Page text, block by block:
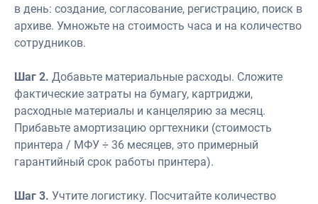
в день: создание, согласование, регистрацию, поиск в
архиве. Умножьте на стоимость часа и на количество
сотрудников.
Шаг 2. Добавьте материальные расходы. Сложите
фактические затраты на бумагу, картриджи,
расходные материалы и канцелярию за месяц.
Прибавьте амортизацию оргтехники (стоимость
принтера / МФУ ÷ 36 месяцев, это примерный
гарантийный срок работы принтера).
Шаг 3. Учтите логистику. Посчитайте количество